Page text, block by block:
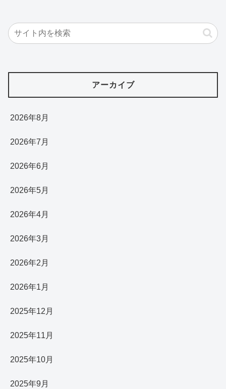
アーカイブ
2026年8月
2026年7月
2026年6月
2026年5月
2026年4月
2026年3月
2026年2月
2026年1月
2025年12月
2025年11月
2025年10月
2025年9月